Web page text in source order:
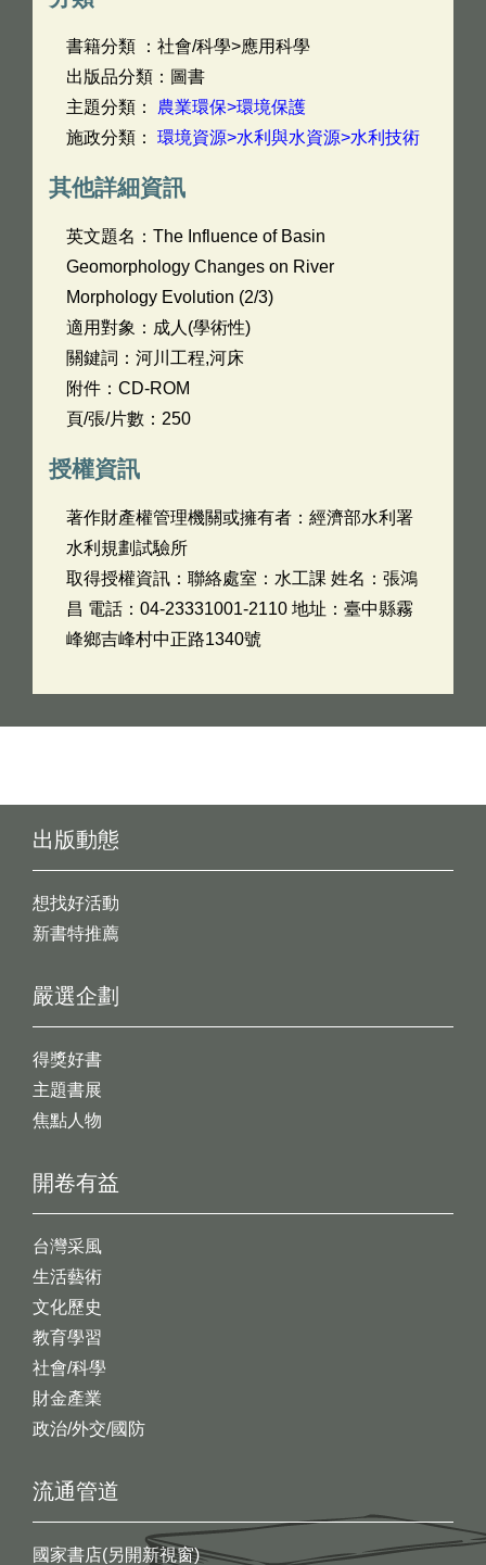
書籍分類 ：社會/科學>應用科學
出版品分類：圖書
主題分類： 農業環保>環境保護
施政分類： 環境資源>水利與水資源>水利技術
其他詳細資訊
英文題名： The Influence of Basin
Geomorphology Changes on River
Morphology Evolution (2/3)
適用對象：成人(學術性)
關鍵詞：河川工程,河床
附件：CD-ROM
頁/張/片數：250
授權資訊
著作財產權管理機關或擁有者：經濟部水利署
水利規劃試驗所
取得授權資訊：聯絡處室：水工課 姓名：張鴻
昌 電話：04-23331001-2110 地址：臺中縣霧
峰鄉吉峰村中正路1340號
出版動態
想找好活動
新書特推薦
開卷有益
台灣采風
生活藝術
文化歷史
教育學習
社會/科學
財金產業
政治/外交/國防
嚴選企劃
得獎好書
主題書展
焦點人物
流通管道
國家書店(另開新視窗)